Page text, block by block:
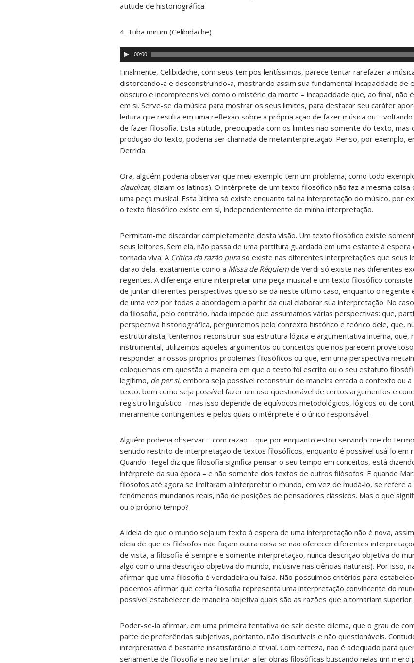
atitude de historiográfica.
4. Tuba mirum (Celibidache)
Tocador
de
áudio
00:00
Finalmente, Celibidache, com seus tempos lentíssimos, parece tentar rarefazer a
distorcendo-a e desconstruindo-a, mostrando assim sua fundamental incapacidade de
obscuro e incompreensível como o mistério da morte – incapacidade que, ao final, não
em si. Serve-se da música para mostrar os seus limites, para destacar seu caráter
leitura que resulta em uma reflexão sobre a própria ação de fazer música ou –
de fazer filosofia. Esta atitude, preocupada com os limites não somente do texto, mas
produção do texto, poderia ser chamada de metainterpretação. Penso, por exemplo,
Derrida.
Ora, alguém poderia observar que meu exemplo tem um problema, como todo
claudicat, diziam os latinos). O intérprete de um texto filosófico não faz a mesma
uma peça musical. Esta última só existe enquanto tal na interpretação do músico, por
o texto filosófico existe em si, independentemente de minha interpretação.
Permitam-me discordar completamente desta visão. Um texto filosófico existe
seus leitores. Sem ela, não passa de uma partitura guardada em uma estante à
tornada viva. A Crítica da razão purasó existe nas diferentes interpretações que seus
darão dela, exatamente como a Missa de Réquiem de Verdi só existe nas diferentes
regentes. A diferença entre interpretar uma peça musical e um texto filosófico
de juntar diferentes perspectivas que só se dá neste último caso, enquanto o regente
de uma vez por todas a abordagem a partir da qual elaborar sua interpretação. No
da filosofia, pelo contrário, nada impede que assumamos várias perspectivas: que,
perspectiva historiográfica, perguntemos pelo contexto histórico e teórico dele, que,
estruturalista, tentemos reconstruir sua estrutura lógica e argumentativa interna, que,
instrumental, utilizemos aqueles argumentos ou conceitos que nos parecem
responder a nossos próprios problemas filosóficos ou que, em uma perspectiva
coloquemos em questão a maneira em que o texto foi escrito ou o seu estatuto
legítimo, de per si, embora seja possível reconstruir de maneira errada o contexto ou
texto, bem como seja possível fazer um uso questionável de certos argumentos e
registro linguístico – mas isso depende de equívocos metodológicos, lógicos ou de
meramente contingentes e pelos quais o intérprete é o único responsável.
Alguém poderia observar – com razão – que por enquanto estou servindo-me do
sentido restrito de interpretação de textos filosóficos, enquanto é possível usá-lo em
Quando Hegel diz que filosofia significa pensar o seu tempo em conceitos, está
intérprete da sua época – e não somente dos textos de outros filósofos. E quando
filósofos até agora se limitaram a interpretar o mundo, em vez de mudá-lo, se refere
fenômenos mundanos reais, não de posições de pensadores clássicos. Mas o que
ou o próprio tempo?
A ideia de que o mundo seja um texto à espera de uma interpretação não é nova,
ideia de que os filósofos não façam outra coisa se não oferecer diferentes
de vista, a filosofia é sempre e somente interpretação, nunca descrição objetiva do
algo como uma descrição objetiva do mundo, inclusive nas ciências naturais). Por isso,
afirmar que uma filosofia é verdadeira ou falsa. Não possuímos critérios para
podemos afirmar que certa filosofia representa uma interpretação convincente do
possível estabelecer de maneira objetiva quais são as razões que a tornariam superior
Poder-se-ia afirmar, em uma primeira tentativa de sair deste dilema, que o grau de
parte de preferências subjetivas, portanto, não discutíveis e não questionáveis.
interpretativo é bastante insatisfatório e trivial. Com certeza, não é adequado para
seriamente de filosofia e não se limitar a ler obras filosóficas buscando nelas um mero